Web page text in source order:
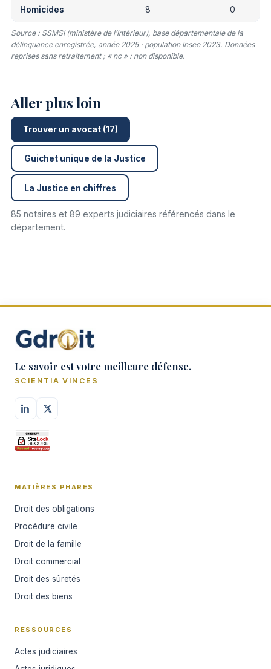
Homicides 8 0
Source : SSMSI (ministère de l’Intérieur), base départementale de la
délinquance enregistrée, année 2025 · population Insee 2023. Données
reprises sans retraitement ; « nc » : non disponible.
Aller plus loin
Trouver un avocat (17)
Guichet unique de la Justice
La Justice en chiffres
85 notaires et 89 experts judiciaires référencés dans le
département.
Le savoir est votre meilleure défense.
SCIENTIA VINCES
MATIÈRES PHARES
Droit des obligations
Procédure civile
Droit de la famille
Droit commercial
Droit des sûretés
Droit des biens
RESSOURCES
Actes judiciaires